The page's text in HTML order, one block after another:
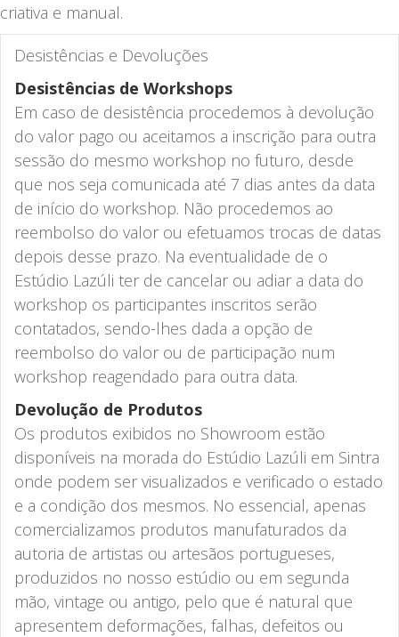
criativa e manual.
Desistências e Devoluções
Desistências de Workshops
Em caso de desistência procedemos à devolução
do valor pago ou aceitamos a inscrição para outra
sessão do mesmo workshop no futuro, desde
que nos seja comunicada até 7 dias antes da data
de início do workshop. Não procedemos ao
reembolso do valor ou efetuamos trocas de datas
depois desse prazo. Na eventualidade de o
Estúdio Lazúli ter de cancelar ou adiar a data do
workshop os participantes inscritos serão
contatados, sendo-lhes dada a opção de
reembolso do valor ou de participação num
workshop reagendado para outra data.
Devolução de Produtos
Os produtos exibidos no Showroom estão
disponíveis na morada do Estúdio Lazúli em Sintra
onde podem ser visualizados e verificado o estado
e a condição dos mesmos. No essencial, apenas
comercializamos produtos manufaturados da
autoria de artistas ou artesãos portugueses,
produzidos no nosso estúdio ou em segunda
mão, vintage ou antigo, pelo que é natural que
apresentem deformações, falhas, defeitos ou